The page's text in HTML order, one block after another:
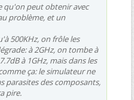
qu'on peut obtenir avec
problème, et un
500KHz, on frôle les
à 2GHz, on tombe à
à 1GHz, mais dans les
ça: le simulateur ne
parasites des composants,
pire.